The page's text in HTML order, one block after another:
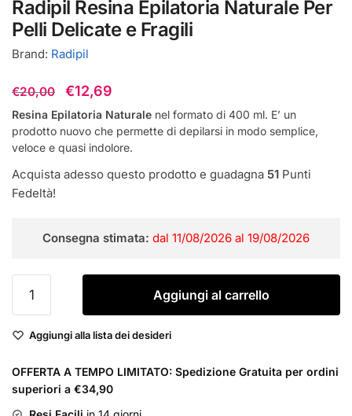
Radipil Resina Epilatoria Naturale Per
Pelli Delicate e Fragili
Brand: Radipil
€20,00
Il
prezzo
originale
€20,00.
€12,69
prezzo
attuale
€12,69.
Resina Epilatoria Naturale nel formato di 400 ml. E’ un
prodotto nuovo che permette di depilarsi in modo semplice,
veloce e quasi indolore.
Acquista adesso questo prodotto e guadagna 51 Punti
Fedeltà!
Consegna stimata: dal 11/08/2026 al 19/08/2026
Resina
Epilatoria
Naturale
Pelli
Delicate
Aggiungi al carrello
Aggiungi alla lista dei desideri
OFFERTA A TEMPO LIMITATO: Spedizione Gratuita per ordini
superiori a €34,90